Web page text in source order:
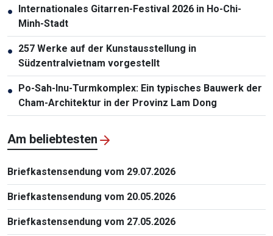
● Internationales Gitarren-Festival 2026 in Ho-Chi-
Minh-Stadt
● 257 Werke auf der Kunstausstellung in
Südzentralvietnam vorgestellt
● Po-Sah-Inu-Turmkomplex: Ein typisches Bauwerk der
Cham-Architektur in der Provinz Lam Dong
Am beliebtesten
Briefkastensendung vom 29.07.2026
Briefkastensendung vom 20.05.2026
Briefkastensendung vom 27.05.2026